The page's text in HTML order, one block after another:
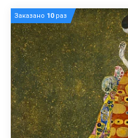
Заказано 10раз